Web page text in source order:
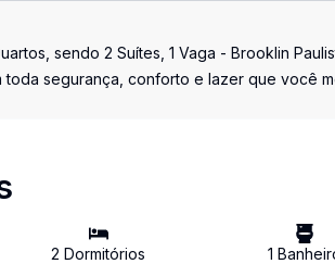
sendo 2 Suítes, 1 Vaga - Brooklin
toda segurança, conforto e lazer que você
2 Dormitórios 1